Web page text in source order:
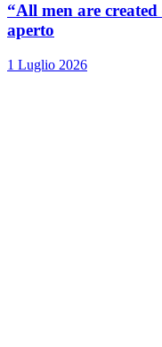
“All men are
aperto
1 Luglio 2026